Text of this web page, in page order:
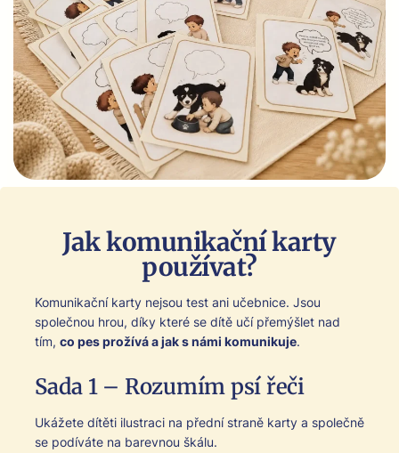
Jak komunikační karty
používat?
Komu­nikační kar­ty nej­sou test ani učeb­nice. Jsou
společ­nou hrou, díky které se dítě učí přemýšlet nad
tím, co pes prožívá a jak s námi komu­niku­je.
Sada 1 – Rozumím psí řeči
Ukážete dítěti ilus­traci na před­ní straně kar­ty a společně
se podíváte na barevnou škálu.